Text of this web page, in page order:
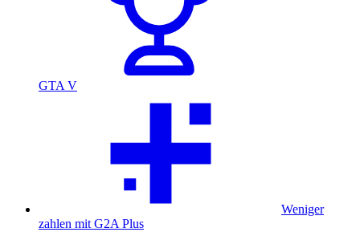
GTA V
Weniger
zahlen mit G2A Plus